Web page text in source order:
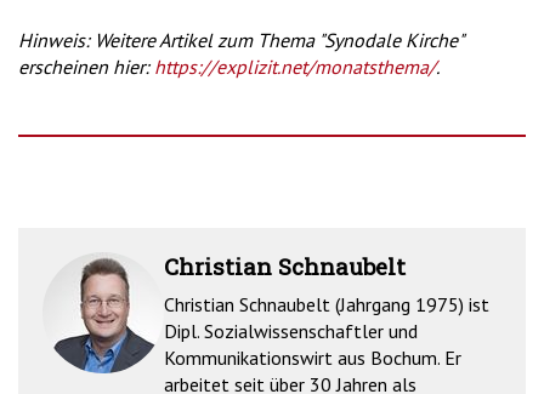
Hinweis: Weitere Artikel zum Thema "Synodale Kirche"
erscheinen hier: https://explizit.net/monatsthema/.
Christian Schnaubelt
Christian Schnaubelt (Jahrgang 1975) ist
Dipl. Sozialwissenschaftler und
Kommunikationswirt aus Bochum. Er
arbeitet seit über 30 Jahren als